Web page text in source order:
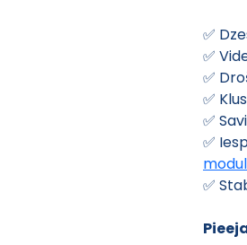
✅
✅
✅
✅
✅
✅
✅